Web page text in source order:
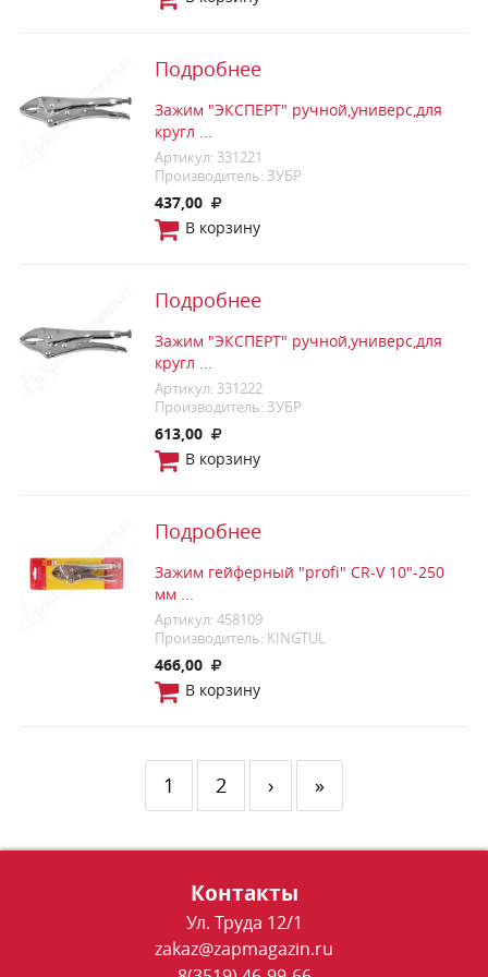
Подробнее
Зажим "ЭКСПЕРТ" ручной,универс,для
кругл ...
Артикул: 331221
Производитель: ЗУБР
437,00
В корзину
Подробнее
Зажим "ЭКСПЕРТ" ручной,универс,для
кругл ...
Артикул: 331222
Производитель: ЗУБР
613,00
В корзину
Подробнее
Зажим гейферный "profi" CR-V 10"-250
мм ...
Артикул: 458109
Производитель: KINGTUL
466,00
В корзину
1 2 › »
Контакты
Ул. Труда 12/1
zakaz@zapmagazin.ru